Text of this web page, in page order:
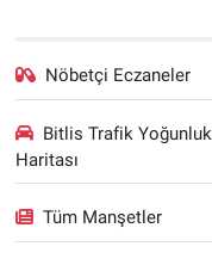
Nöbetçi Eczaneler
Bitlis Trafik Yoğunluk
Haritası
Tüm Manşetler